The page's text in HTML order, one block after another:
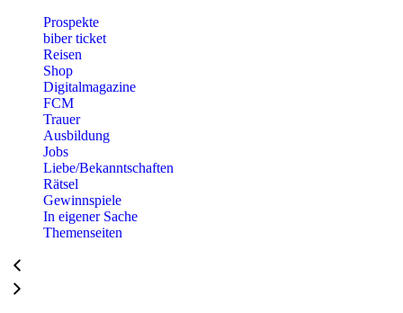
Prospekte
biber ticket
Reisen
Shop
Digitalmagazine
FCM
Trauer
Ausbildung
Jobs
Liebe/Bekanntschaften
Rätsel
Gewinnspiele
In eigener Sache
Themenseiten